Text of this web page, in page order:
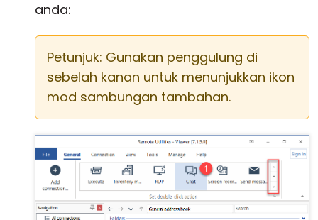
anda:
Petunjuk: Gunakan penggulung di
sebelah kanan untuk menunjukkan ikon
mod sambungan tambahan.